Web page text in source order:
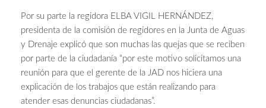
Por su parte la regidora ELBA VIGIL HERNÁNDEZ,
presidenta de la comisión de regidores en la Junta de Aguas
y Drenaje explicó que son muchas las quejas que se reciben
por parte de la ciudadanía “por este motivo solicitamos una
reunión para que el gerente de la JAD nos hiciera una
explicación de los trabajos que están realizando para
atender esas denuncias ciudadanas”.